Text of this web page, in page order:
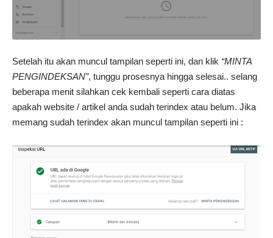
Setelah itu akan muncul tampilan seperti ini, dan klik “MINTA
PENGINDEKSAN”, tunggu prosesnya hingga selesai.. selang
beberapa menit silahkan cek kembali seperti cara diatas
apakah website / artikel anda sudah terindex atau belum. Jika
memang sudah terindex akan muncul tampilan seperti ini :